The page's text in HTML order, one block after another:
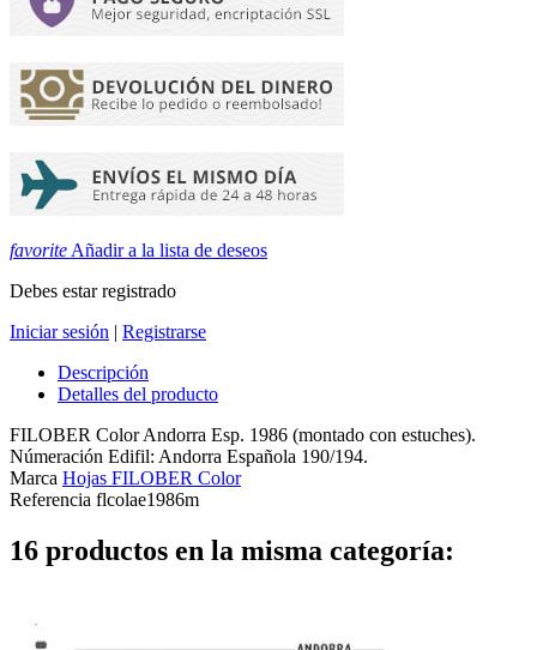
favorite Añadir a la lista de deseos
Debes estar registrado
Iniciar sesión | Registrarse
Descripción
Detalles del producto
FILOBER Color Andorra Esp. 1986 (montado con estuches).
Númeración Edifil: Andorra Española 190/194.
Marca Hojas FILOBER Color
Referencia flcolae1986m
16 productos en la misma categoría: